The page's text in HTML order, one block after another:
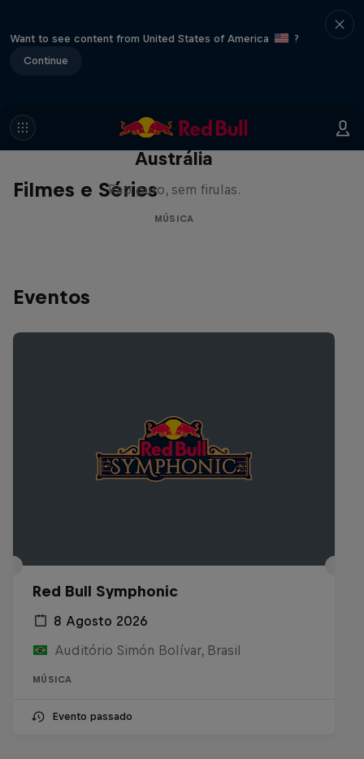
Want to see content from United States of America
?
Continue
Filmes e Séries
Austrália
Rap puro, sem firulas.
MÚSICA
Eventos
Red Bull Symphonic
8 Agosto 2026
Auditório Simón Bolívar, Brasil
MÚSICA
Evento passado